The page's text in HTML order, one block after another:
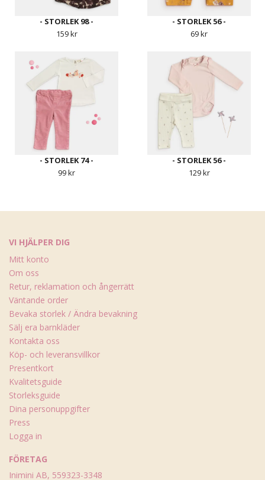
- STORLEK 98 -
159 kr
- STORLEK 56 -
69 kr
- STORLEK 74 -
99 kr
- STORLEK 56 -
129 kr
VI HJÄLPER DIG
Mitt konto
Om oss
Retur, reklamation och ångerrätt
Väntande order
Bevaka storlek / Ändra bevakning
Sälj era barnkläder
Kontakta oss
Köp- och leveransvillkor
Presentkort
Kvalitetsguide
Storleksguide
Dina personuppgifter
Press
Logga in
FÖRETAG
Inimini AB, 559323-3348